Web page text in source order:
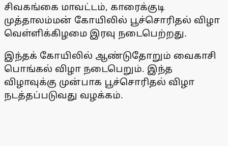
சிவகங்கை மாவட்டம், காரைக்குடி
முத்தாலம்மன் கோயிலில் பூச்சொரிதல் விழா
வெள்ளிக்கிழமை இரவு நடைபெற்றது.
இந்தக் கோயிலில் ஆண்டுதோறும் வைகாசி
பொங்கல் விழா நடைபெறும். இந்த
விழாவுக்கு முன்பாக பூச்சொரிதல் விழா
நடத்தப்படுவது வழக்கம்.